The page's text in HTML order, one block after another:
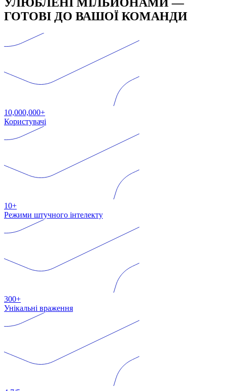
ГОТОВІ ДО ВАШОЇ КОМАНДИ
10,000,000+
Користувачі
10+
Режими штучного інтелекту
300+
Унікальні враження